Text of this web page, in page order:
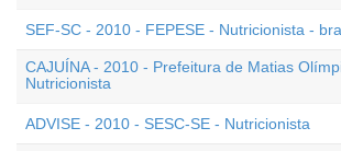
SEF-SC - 2010 - FEPESE - Nutricionista -
CAJUÍNA - 2010 - Prefeitura de Matias
Nutricionista
ADVISE - 2010 - SESC-SE - Nutricionista